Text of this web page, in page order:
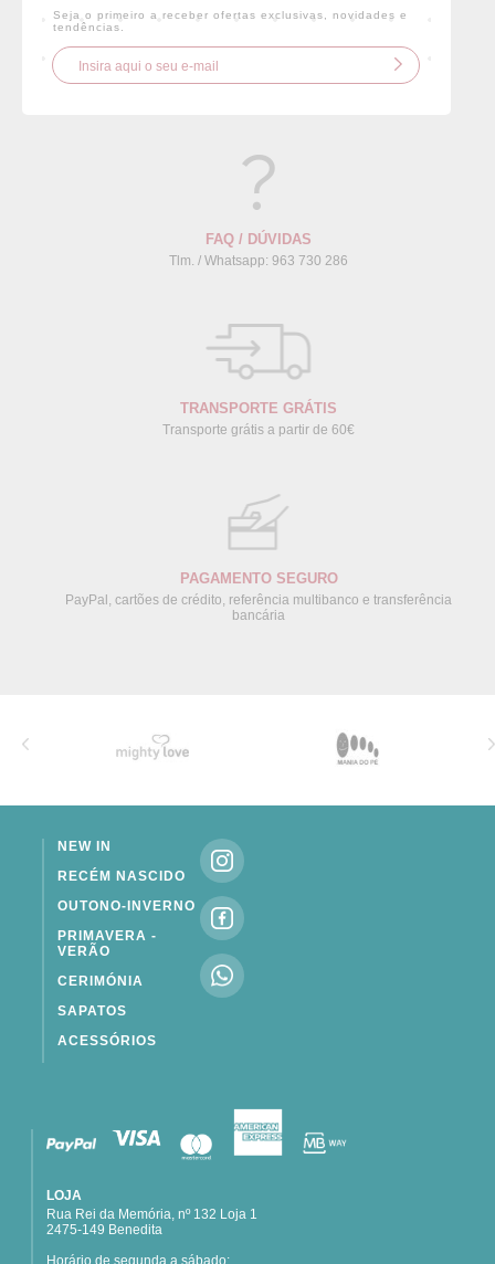
Seja o primeiro a receber ofertas exclusivas, novidades e
tendências.
FAQ / DÚVIDAS
Tlm. / Whatsapp: 963 730 286
TRANSPORTE GRÁTIS
Transporte grátis a partir de 60€
PAGAMENTO SEGURO
PayPal, cartões de crédito, referência multibanco e transferência
bancária
NEW IN
RECÉM NASCIDO
OUTONO-INVERNO
PRIMAVERA -
VERÃO
CERIMÓNIA
SAPATOS
ACESSÓRIOS
LOJA
Rua Rei da Memória, nº 132 Loja 1
2475-149 Benedita
Horário de segunda a sábado: